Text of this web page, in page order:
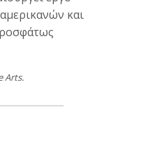
και
Arts.